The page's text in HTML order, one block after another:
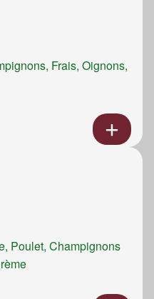
Frais, Oignons,
Poulet, Champignons